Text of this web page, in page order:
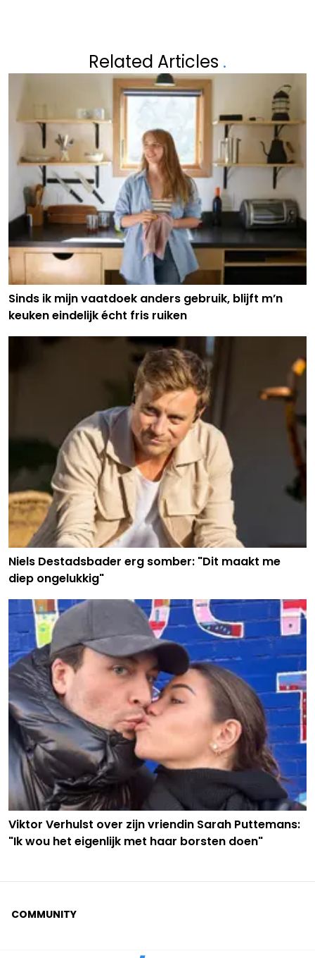
Related Articles .
Sinds ik mijn vaatdoek anders gebruik, blijft m’n
keuken eindelijk écht fris ruiken
Niels Destadsbader erg somber: "Dit maakt me
diep ongelukkig"
Viktor Verhulst over zijn vriendin Sarah Puttemans:
"Ik wou het eigenlijk met haar borsten doen"
COMMUNITY